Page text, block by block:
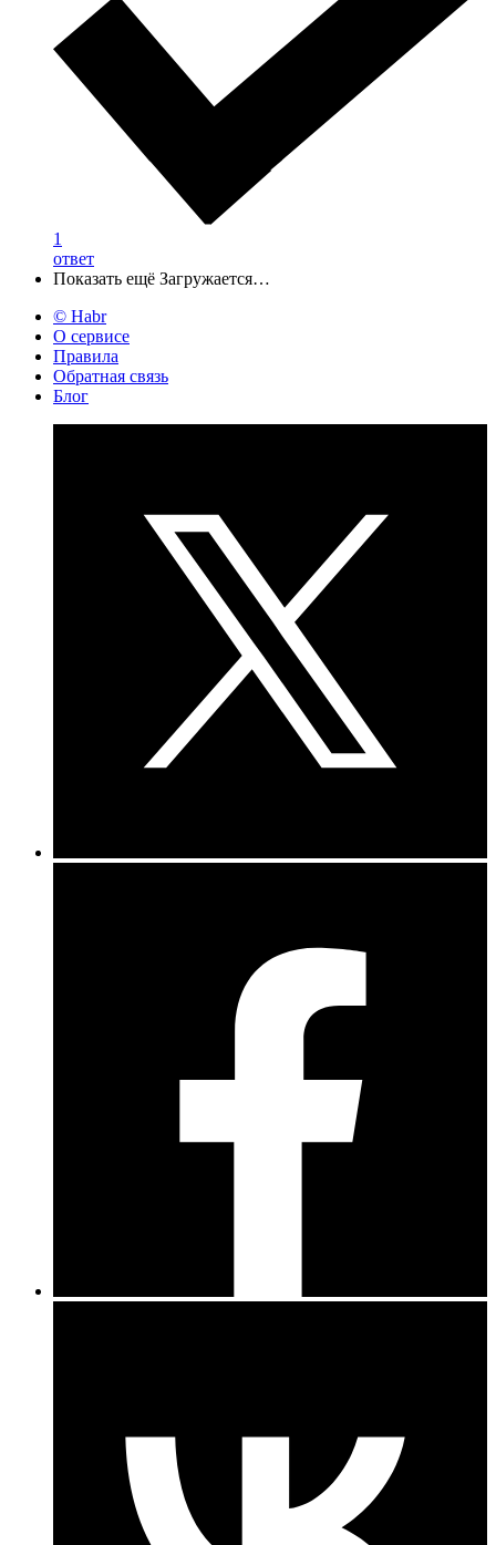
1
ответ
Показать ещё Загружается…
© Habr
О сервисе
Правила
Обратная связь
Блог